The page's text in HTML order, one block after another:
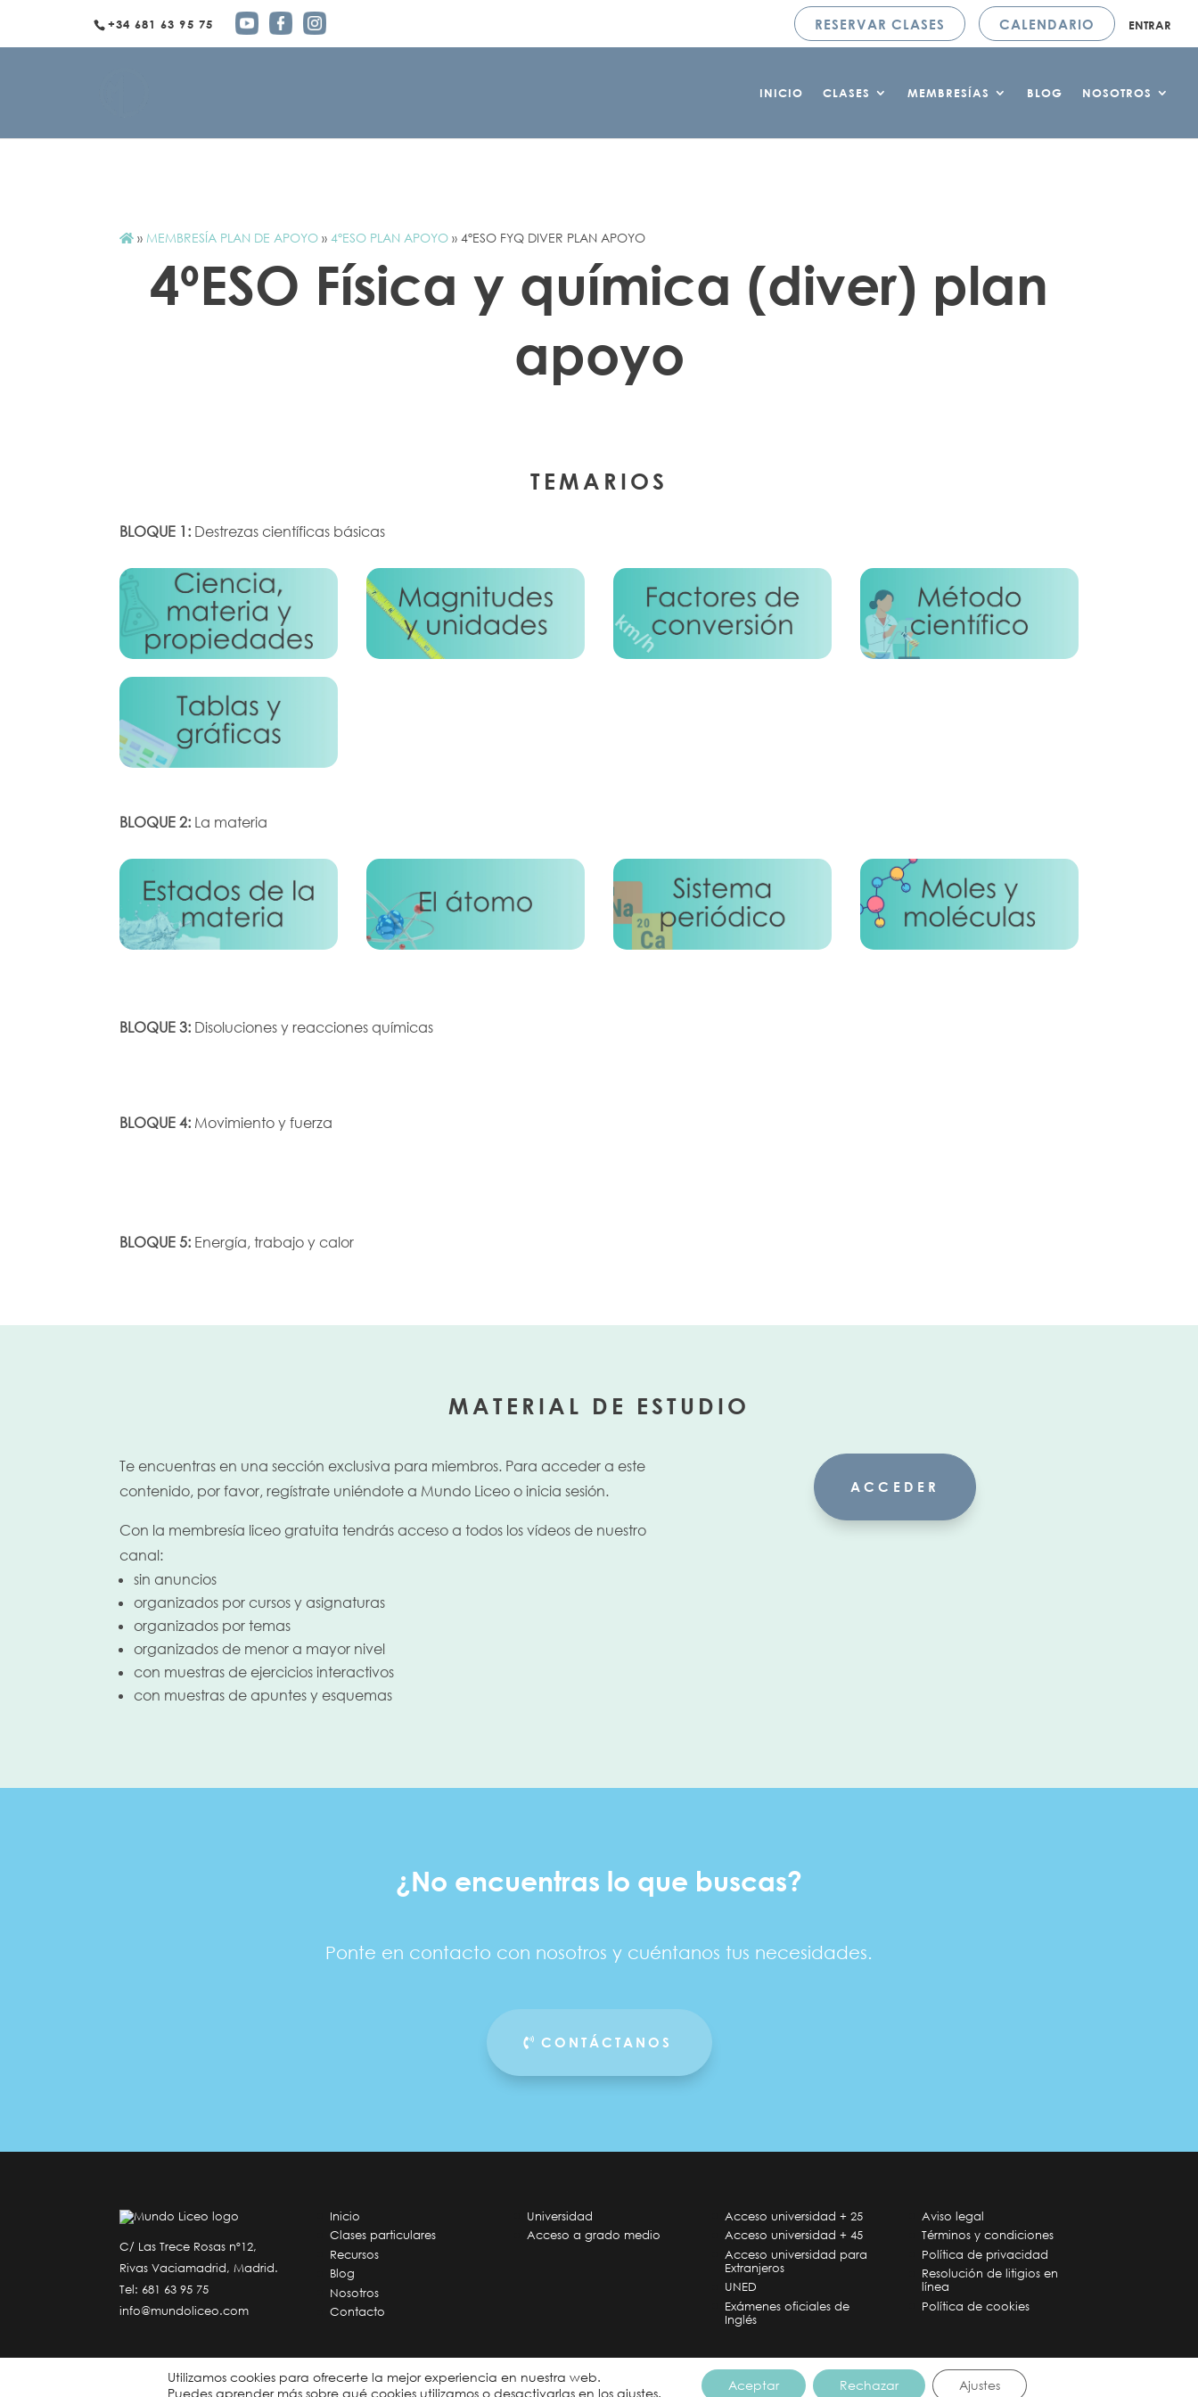
+34 681 63 95 75 RESERVAR CLASES CALENDARIO ENTRAR
INICIO CLASES MEMBRESÍAS BLOG NOSOTROS
» MEMBRESÍA PLAN DE APOYO »4ºESO PLAN APOYO »4ºESO FYQ DIVER PLAN APOYO
4ºESO Física y química (diver) plan
apoyo
TEMARIOS
BLOQUE 1: Destrezas científicas básicas
BLOQUE 2: La materia
BLOQUE 3: Disoluciones y reacciones químicas
BLOQUE 4: Movimiento y fuerza
BLOQUE 5: Energía, trabajo y calor
MATERIAL DE ESTUDIO
Te encuentras en una sección exclusiva para miembros. Para acceder a este
contenido, por favor, regístrate uniéndote a Mundo Liceo o inicia sesión.
Con la membresía liceo gratuita tendrás acceso a todos los vídeos de nuestro
canal:
sin anuncios
organizados por cursos y asignaturas
organizados por temas
organizados de menor a mayor nivel
con muestras de ejercicios interactivos
con muestras de apuntes y esquemas
ACCEDER
¿No encuentras lo que buscas?
Ponte en contacto con nosotros y cuéntanos tus necesidades.
CONTÁCTANOS
C/ Las Trece Rosas nº12,
Rivas Vaciamadrid, Madrid.
Tel: 681 63 95 75
info@mundoliceo.com
Inicio
Clases particulares
Recursos
Blog
Nosotros
Contacto
Universidad
Acceso a grado medio
Acceso universidad + 25
Acceso universidad + 45
Acceso universidad para
Extranjeros
UNED
Exámenes oficiales de
Inglés
Aviso legal
Términos y condiciones
Política de privacidad
Resolución de litigios en
línea
Política de cookies
Copyright © 2026 Mundo Liceo . Todos los derechos reservados
Utilizamos cookies para ofrecerte la mejor experiencia en nuestra web.
Puedes aprender más sobre qué cookies utilizamos o desactivarlas en losajustes.
Aceptar Rechazar Ajustes